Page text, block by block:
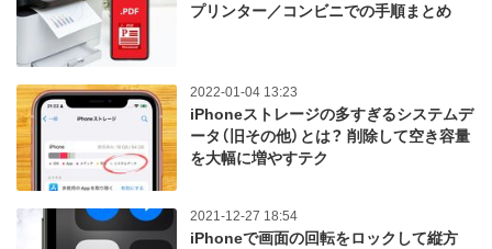
プリンター／コンビニでの手順まとめ
2022-01-04 13:23
iPhoneストレージの多すぎるシステムデ
ータ（旧その他）とは？ 削除して空き容量
を大幅に増やすテク
2021-12-27 18:54
iPhoneで画面の回転をロックして縦方